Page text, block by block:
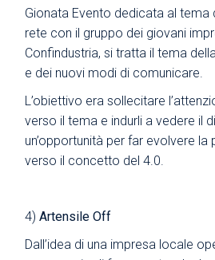
Gionata Evento dedicata al tema
rete con il gruppo dei giovani
Confindustria, si tratta il tema
e dei nuovi modi di comunicare.
L’obiettivo era sollecitare
verso il tema e indurli a vedere il
un’opportunità per far evolvere la
verso il concetto del 4.0.
4)Artensile Off
Dall’idea di una impresa locale